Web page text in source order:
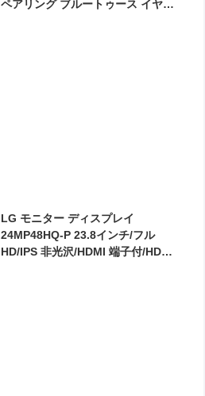
ペアリング ブルートゥース イヤホ
LG モニター ディスプレイ
24MP48HQ-P 23.8インチ/フル
HD/IPS 非光沢/HDMI 端子付/HDMI